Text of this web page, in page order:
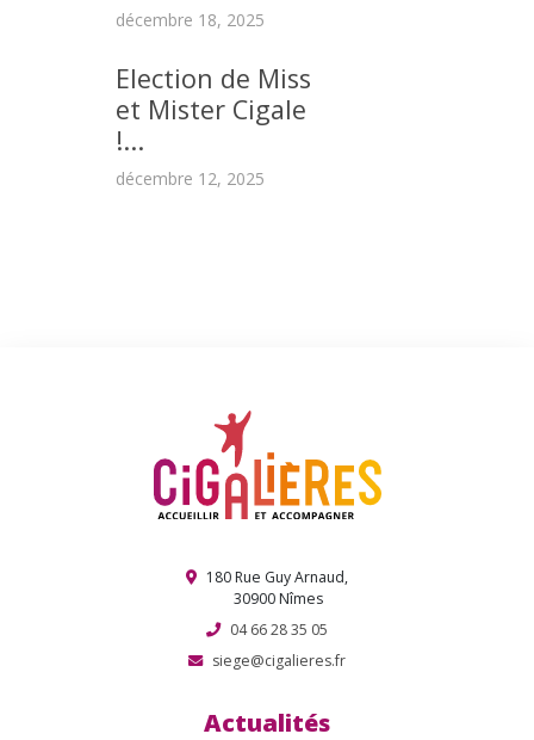
décembre 18, 2025
Election de Miss
et Mister Cigale
!...
décembre 12, 2025
180 Rue Guy Arnaud,
30900 Nîmes
04 66 28 35 05
siege@cigalieres.fr
Actualités